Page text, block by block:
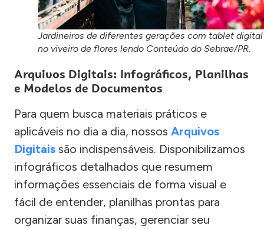
Jardineiros de diferentes gerações com tablet digital
no viveiro de flores lendo Conteúdo do Sebrae/PR.
Arquivos Digitais: Infográficos, Planilhas
e Modelos de Documentos
Para quem busca materiais práticos e
aplicáveis no dia a dia, nossos Arquivos
Digitais são indispensáveis. Disponibilizamos
infográficos detalhados que resumem
informações essenciais de forma visual e
fácil de entender, planilhas prontas para
organizar suas finanças, gerenciar seu